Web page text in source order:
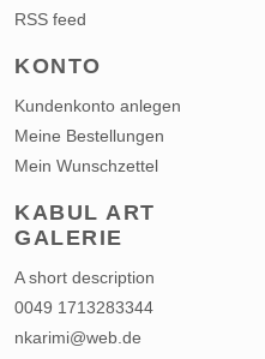
RSS feed
KONTO
Kundenkonto anlegen
Meine Bestellungen
Mein Wunschzettel
KABUL ART
GALERIE
A short description
0049 1713283344
nkarimi@web.de